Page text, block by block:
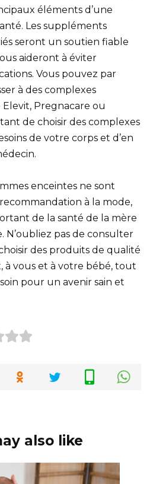
éléments d’une
Les suppléments
seront un soutien fiable
aideront à éviter
Vous pouvez par
à des complexes
Pregnacare ou
de choisir des complexes
de votre corps et d’en
enceintes ne sont
à la mode,
de la santé de la mère
N’oubliez pas de consulter
des produits de qualité
vous et à votre bébé, tout
pour un avenir sain et
also like